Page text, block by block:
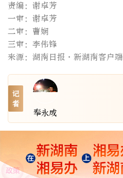
责编：谢卓芳
一审：谢卓芳
二审：曹娴
三审：李伟锋
来源：湖南日报·新湖南客户端
记
者
奉永成